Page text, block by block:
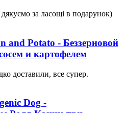
дякуємо за ласощі в подарунок)
and Potato - Беззерновой
и картофелем
доставили, все супер.
Dog -